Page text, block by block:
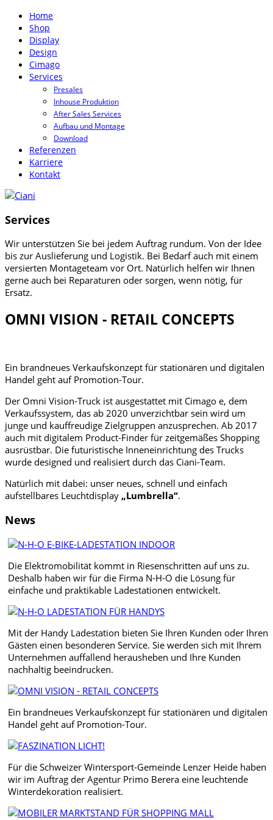
Home
Shop
Display
Design
Cimago
Services
Presales
Inhouse Produktion
After Sales Services
Aufbau und Montage
Download
Referenzen
Karriere
Kontakt
Services
Wir unterstützen Sie bei jedem Auftrag rundum. Von der Idee
bis zur Auslieferung und Logistik. Bei Bedarf auch mit einem
versierten Montageteam vor Ort. Natürlich helfen wir Ihnen
gerne auch bei Reparaturen oder sorgen, wenn nötig, für
Ersatz.
OMNI VISION - RETAIL CONCEPTS
Ein brandneues Verkaufskonzept für stationären und digitalen
Handel geht auf Promotion-Tour.
Der Omni Vision-Truck ist ausgestattet mit Cimago e, dem
Verkaufssystem, das ab 2020 unverzichtbar sein wird um
junge und kauffreudige Zielgruppen anzusprechen. Ab 2017
auch mit digitalem Product-Finder für zeitgemäßes Shopping
ausrüstbar. Die futuristische Inneneinrichtung des Trucks
wurde designed und realisiert durch das Ciani-Team.
Natürlich mit dabei: unser neues, schnell und einfach
aufstellbares Leuchtdisplay „Lumbrella“.
News
Die Elektromobilität kommt in Riesenschritten auf uns zu.
Deshalb haben wir für die Firma N-H-O die Lösung für
einfache und praktikable Ladestationen entwickelt.
Mit der Handy Ladestation bieten Sie Ihren Kunden oder Ihren
Gästen einen besonderen Service. Sie werden sich mit Ihrem
Unternehmen auffallend herausheben und Ihre Kunden
nachhaltig beeindrucken.
Ein brandneues Verkaufskonzept für stationären und digitalen
Handel geht auf Promotion-Tour.
Für die Schweizer Wintersport-Gemeinde Lenzer Heide haben
wir im Auftrag der Agentur Primo Berera eine leuchtende
Winterdekoration realisiert.